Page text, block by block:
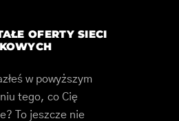
OFERTY SIECI
w powyższym
tego, co Cię
To jeszcze nie